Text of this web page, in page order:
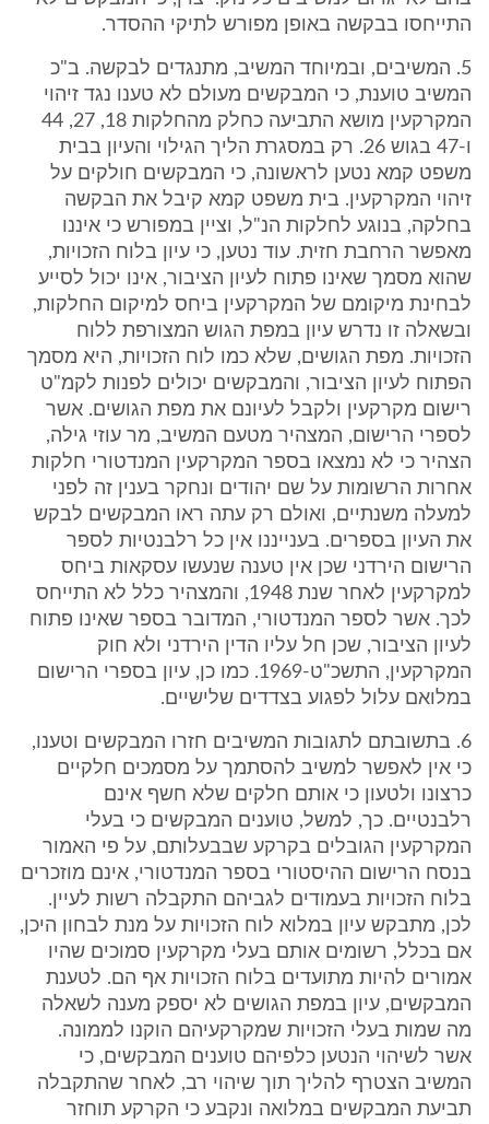
התייחסו בבקשה באופן מפורש לתיקי ההסדר.
5. המשיבים, ובמיוחד המשיב, מתנגדים לבקשה. ב"כ
המשיב טוענת, כי המבקשים מעולם לא טענו נגד זיהוי
המקרקעין מושא התביעה כחלק מהחלקות 18, 27, 44
ו-47 בגוש 26. רק במסגרת הליך הגילוי והעיון בבית
משפט קמא נטען לראשונה, כי המבקשים חולקים על
זיהוי המקרקעין. בית משפט קמא קיבל את הבקשה
בחלקה, בנוגע לחלקות הנ"ל, וציין במפורש כי איננו
מאפשר הרחבת חזית. עוד נטען, כי עיון בלוח הזכויות,
שהוא מסמך שאינו פתוח לעיון הציבור, אינו יכול לסייע
לבחינת מיקומם של המקרקעין ביחס למיקום החלקות,
ובשאלה זו נדרש עיון במפת הגוש המצורפת ללוח
הזכויות. מפת הגושים, שלא כמו לוח הזכויות, היא מסמך
הפתוח לעיון הציבור, והמבקשים יכולים לפנות לקמ"ט
רישום מקרקעין ולקבל לעיונם את מפת הגושים. אשר
לספרי הרישום, המצהיר מטעם המשיב, מר עוזי גילה,
הצהיר כי לא נמצאו בספר המקרקעין המנדטורי חלקות
אחרות הרשומות על שם יהודים ונחקר בענין זה לפני
למעלה משנתיים, ואולם רק עתה ראו המבקשים לבקש
את העיון בספרים. בענייננו אין כל רלבנטיות לספר
הרישום הירדני שכן אין טענה שנעשו עסקאות ביחס
למקרקעין לאחר שנת 1948, והמצהיר כלל לא התייחס
לכך. אשר לספר המנדטורי, המדובר בספר שאינו פתוח
לעיון הציבור, שכן חל עליו הדין הירדני ולא חוק
המקרקעין, התשכ"ט-1969. כמו כן, עיון בספרי הרישום
במלואם עלול לפגוע בצדדים שלישיים.
6. בתשובתם לתגובות המשיבים חזרו המבקשים וטענו,
כי אין לאפשר למשיב להסתמך על מסמכים חלקיים
כרצונו ולטעון כי אותם חלקים שלא חשף אינם
רלבנטיים. כך, למשל, טוענים המבקשים כי בעלי
המקרקעין הגובלים בקרקע שבבעלותם, על פי האמור
בנסח הרישום ההיסטורי בספר המנדטורי, אינם מוזכרים
בלוח הזכויות בעמודים לגביהם התקבלה רשות לעיין.
לכן, מתבקש עיון במלוא לוח הזכויות על מנת לבחון היכן,
אם בכלל, רשומים אותם בעלי מקרקעין סמוכים שהיו
אמורים להיות מתועדים בלוח הזכויות אף הם. לטענת
המבקשים, עיון במפת הגושים לא יספק מענה לשאלה
מה שמות בעלי הזכויות שמקרקעיהם הוקנו לממונה.
אשר לשיהוי הנטען כלפיהם טוענים המבקשים, כי
המשיב הצטרף להליך תוך שיהוי רב, לאחר שהתקבלה
תביעת המבקשים במלואה ונקבע כי הקרקע תוחזר